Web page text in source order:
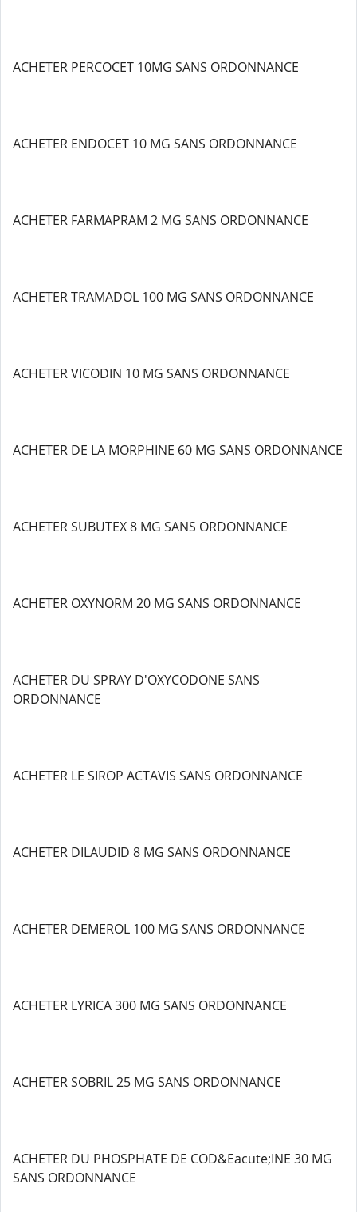
ACHETER PERCOCET 10MG SANS ORDONNANCE
ACHETER ENDOCET 10 MG SANS ORDONNANCE
ACHETER FARMAPRAM 2 MG SANS ORDONNANCE
ACHETER TRAMADOL 100 MG SANS ORDONNANCE
ACHETER VICODIN 10 MG SANS ORDONNANCE
ACHETER DE LA MORPHINE 60 MG SANS ORDONNANCE
ACHETER SUBUTEX 8 MG SANS ORDONNANCE
ACHETER OXYNORM 20 MG SANS ORDONNANCE
ACHETER DU SPRAY D'OXYCODONE SANS
ORDONNANCE
ACHETER LE SIROP ACTAVIS SANS ORDONNANCE
ACHETER DILAUDID 8 MG SANS ORDONNANCE
ACHETER DEMEROL 100 MG SANS ORDONNANCE
ACHETER LYRICA 300 MG SANS ORDONNANCE
ACHETER SOBRIL 25 MG SANS ORDONNANCE
ACHETER DU PHOSPHATE DE COD&Eacute;INE 30 MG
SANS ORDONNANCE